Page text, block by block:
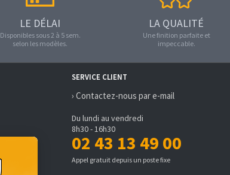
LE DÉLAI
Disponibles sous 2 à 5 sem.
selon les modèles.
LA QUALITÉ
Une finition parfaite et
impeccable.
SERVICE CLIENT
› Contactez-nous par e-mail
Du lundi au vendredi
8h30 - 16h30
02 43 13 49 00
Appel gratuit depuis un poste fixe